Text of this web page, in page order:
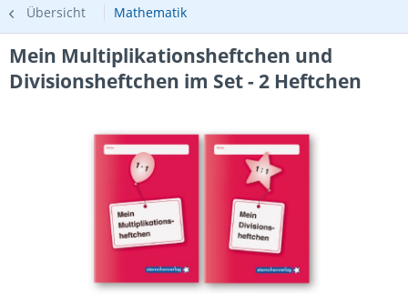
Übersicht Mathematik
Mein Multiplikationsheftchen und
Divisionsheftchen im Set - 2 Heftchen